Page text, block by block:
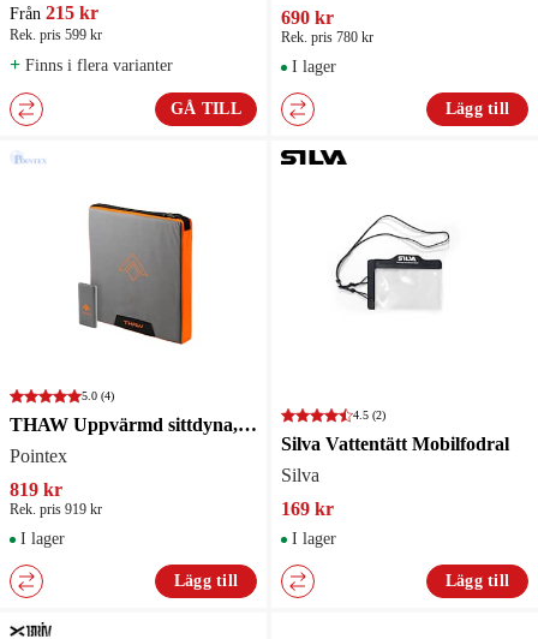
Från 215 kr
Rek. pris 599 kr
+ Finns i flera varianter
GÅ TILL
690 kr
Rek. pris 780 kr
I lager
Lägg till
5.0 (4)
THAW Uppvärmd sittdyna, USB
Pointex
819 kr
Rek. pris 919 kr
I lager
Lägg till
4.5 (2)
Silva Vattentätt Mobilfodral
Silva
169 kr
I lager
Lägg till